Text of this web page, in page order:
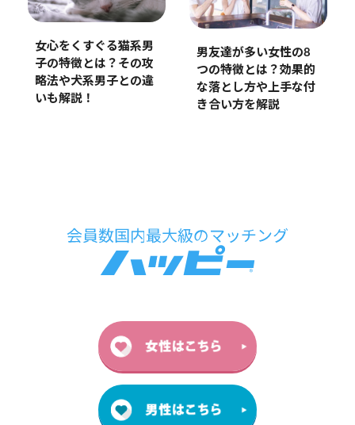
女心をくすぐる猫系男
子の特徴とは？その攻
略法や犬系男子との違
いも解説！
男友達が多い女性の8
つの特徴とは？効果的
な落とし方や上手な付
き合い方を解説